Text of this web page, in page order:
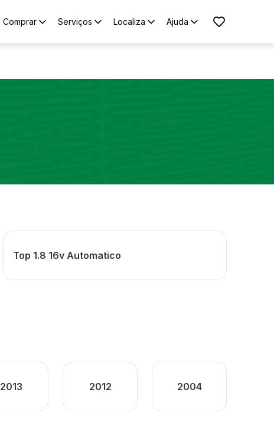
Comprar Serviços Localiza Ajuda
Top 1.8 16v Automatico
2013 2012 2004